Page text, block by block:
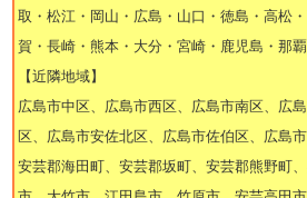
取・松江・岡山・広島・山口・徳島・高松
賀・長崎・熊本・大分・宮崎・鹿児島・那覇
【近隣地域】
広島市中区、広島市西区、広島市南区、広
区、広島市安佐北区、広島市佐伯区、広島
安芸郡海田町、安芸郡坂町、安芸郡熊野町